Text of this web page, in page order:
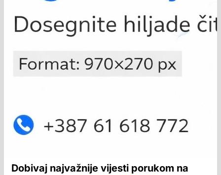
Dobivaj najvažnije vijesti porukom na